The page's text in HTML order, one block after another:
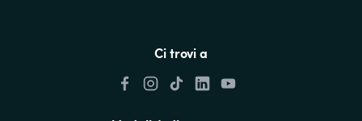
Ci trovi a